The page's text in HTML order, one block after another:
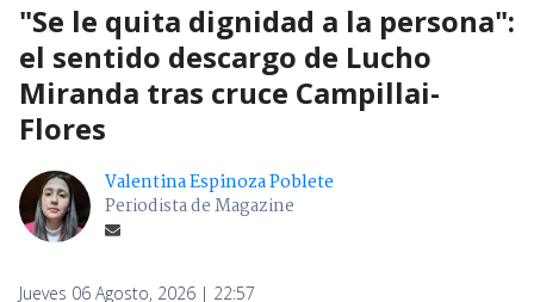
"Se le quita dignidad a la persona":
el sentido descargo de Lucho
Miranda tras cruce Campillai-
Flores
Valentina Espinoza Poblete
Periodista de Magazine
Jueves 06 Agosto, 2026 | 22:57